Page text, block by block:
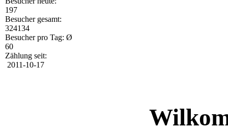
197
Besucher gesamt:
324134
Besucher pro Tag: Ø
60
Zählung seit:
2011-10-17